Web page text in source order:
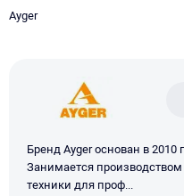
Ayger
Бренд Ayger основан в 2010
Занимается
техники для проф...